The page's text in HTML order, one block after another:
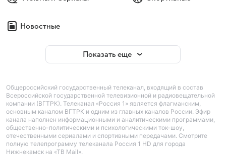
Новостные
Показать еще
Общероссийский государственный телеканал, входящий в состав
Всероссийской государственной телевизионной и радиовещательной
компании (ВГТРК). Телеканал «Россия 1» является флагманским,
основным каналом ВГТРК и одним из главных каналов России. Эфир
канала наполнен информационными и аналитическими программами,
общественно-политическими и психологическими ток-шоу,
отечественными сериалами и спортивными передачами. Смотрите
полную телепрограмму телеканала Россия 1 HD для города
Нижнекамск на «ТВ Mail».